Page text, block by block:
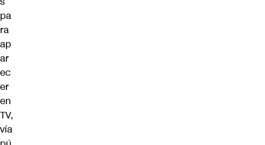
pa
ra
ap
ar
ec
er
en
TV,
vía